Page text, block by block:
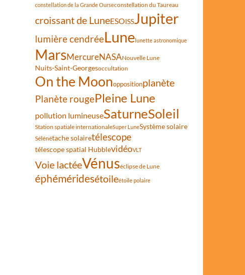
de la Lituanie
constellation de la Grande Ourseconstellation du Taureau
croissant de LuneESOISSJupiter
lumière cendréeLunelunette astronomique
MarsMercureNASANouvelle Lune
Nuits-Saint-Georgesoccultation
On the Moonoppositionplanète
Planète rougePleine Lune
pollution lumineuseSaturneSoleil
Station spatiale internationaleSuper LuneSystème solaire
Sélénétache solairetélescope
télescope spatial HubblevidéoVLT
Voie lactéeVénuséclipse de Lune
éphéméridesétoileétoile polaire